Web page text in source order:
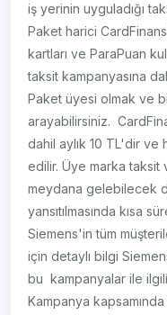
iş yerinin uyguladığı
Paket harici
kartları ve ParaPuan
taksit kampanyasına
Paket üyesi olmak ve
arayabilirsiniz.
dahil aylık 10 TL'dir ve
edilir. Üye marka
meydana gelebilecek
yansıtılmasında kısa
Siemens'in tüm
için detaylı bilgi
bu kampanyalar ile
Kampanya